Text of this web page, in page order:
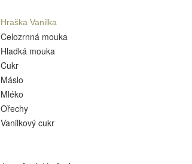
Hraška Vanilka
Celozrnná mouka
Hladká mouka
Cukr
Máslo
Mléko
Ořechy
Vanilkový cukr